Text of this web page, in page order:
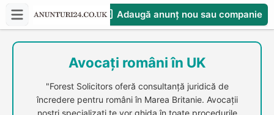
Adaugă anunț nou sau companie
CompaniesS
Avocați români în UK
"Forest Solicitors oferă consultanță juridică de
încredere pentru români în Marea Britanie. Avocații
noștri specializați te vor ghida în toate procedurile